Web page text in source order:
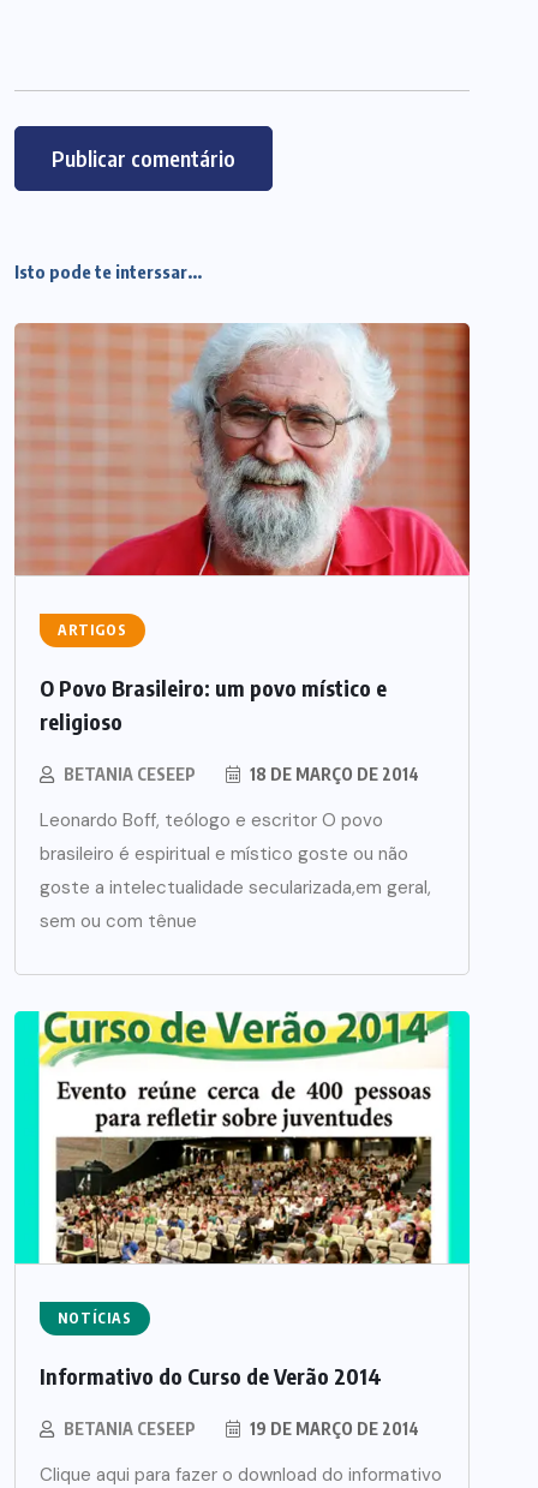
Isto pode te interssar...
ARTIGOS
O Povo Brasileiro: um povo místico e
religioso
BETANIA CESEEP 18 DE MARÇO DE 2014
Leonardo Boff, teólogo e escritor O povo
brasileiro é espiritual e místico goste ou não
goste a intelectualidade secularizada,em geral,
sem ou com tênue
NOTÍCIAS
Informativo do Curso de Verão 2014
BETANIA CESEEP 19 DE MARÇO DE 2014
Clique aqui para fazer o download do informativo